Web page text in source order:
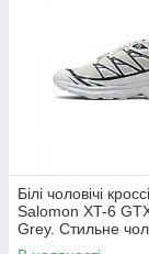
Білі чоловічі
Salomon XT-6
Grey. Стильне
взуття Соломон.